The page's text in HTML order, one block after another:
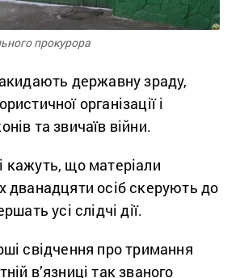
прокурора
державну зраду,
організації і
та звичаїв війни.
кажуть, що матеріали
дванадцяти осіб скерують до
усі слідчі дії.
свідчення про тримання
в’язниці так званого